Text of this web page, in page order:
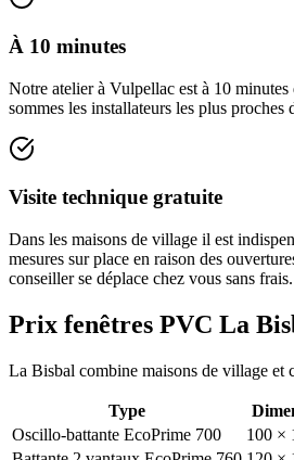
À 10 minutes
Notre atelier à Vulpellac est à 10
sommes les installateurs les plus proches
Visite technique gratuite
Dans les maisons de village il est
mesures sur place en raison des
conseiller se déplace chez vous sans frais.
Prix fenêtres PVC La
La Bisbal combine maisons de village et
Type
Oscillo-battante EcoPrime 700
100 ×